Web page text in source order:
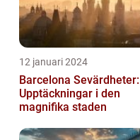
12 januari 2024
Barcelona Sevärdheter:
Upptäckningar i den
magnifika staden